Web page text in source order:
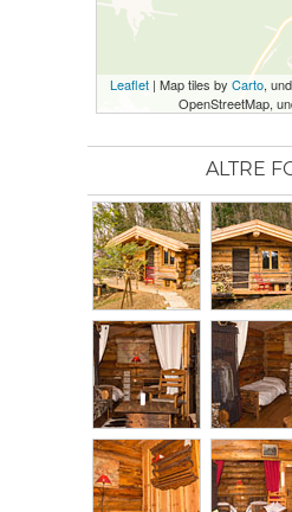
Leaflet | Map tiles by Carto,
OpenStreetMap,
ALTRE